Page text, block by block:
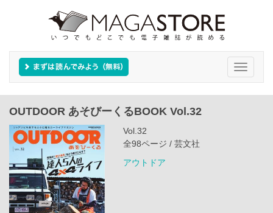
Toggle
OUTDOOR あそびーくるBOOK Vol.32
Vol.32
全98ページ / 芸文社
アウトドア